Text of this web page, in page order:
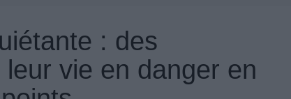
: des
vie en danger en